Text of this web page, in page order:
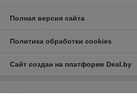
Полная версия сайта
Политика обработки cookies
Сайт создан на платформе Deal.by
Информация для покупателя